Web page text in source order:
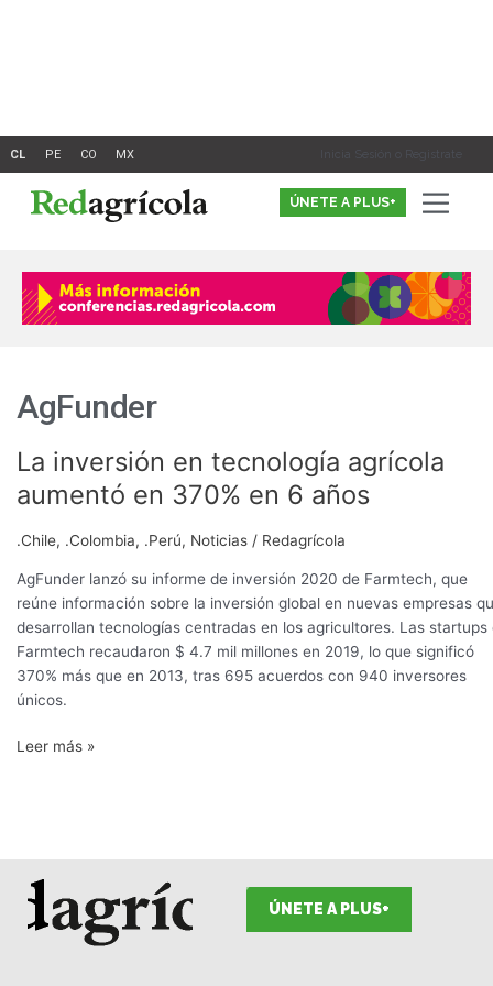
Inicia Sesión o Registrate
ÚNETE A PLUS+
AgFunder
La inversión en tecnología agrícola
aumentó en 370% en 6 años
.Chile, .Colombia, .Perú, Noticias / Redagrícola
AgFunder lanzó su informe de inversión 2020 de Farmtech, que
reúne información sobre la inversión global en nuevas empresas
desarrollan tecnologías centradas en los agricultores. Las startups
Farmtech recaudaron $ 4.7 mil millones en 2019, lo que significó
370% más que en 2013, tras 695 acuerdos con 940 inversores
únicos.
La
en
tecnología
agrícola
aumentó
en
370%
en
6
años
Leer más »
ÚNETE A PLUS+